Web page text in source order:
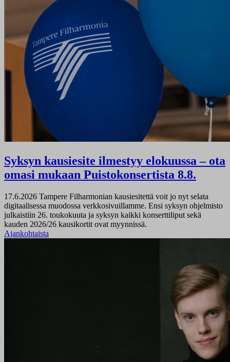
Syksyn kausiesite ilmestyy elokuussa – ota
omasi mukaan Puistokonsertista 8.8.
17.6.2026 Tampere Filharmonian kausiesitettä voit jo nyt selata
digitaalisessa muodossa verkkosivuillamme. Ensi syksyn ohjelmisto
julkaistiin 26. toukokuuta ja syksyn kaikki konserttiliput sekä
kauden 2026/26 kausikortit ovat myynnissä.
Ajankohtaista